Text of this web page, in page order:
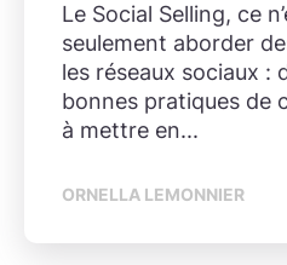
Le Social Selling, ce
seulement aborder
les réseaux sociaux :
bonnes pratiques de
à mettre en...
ORNELLA LEMONNIER